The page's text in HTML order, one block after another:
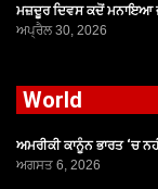
ਮਜ਼ਦੂਰ ਦਿਵਸ ਕਦੋਂ ਮਨਾਇਆ
ਅਪ੍ਰੈਲ 30, 2026
World
ਅਮਰੀਕੀ ਕਾਨੂੰਨ ਭਾਰਤ ‘ਚ
ਅਗਸਤ 6, 2026